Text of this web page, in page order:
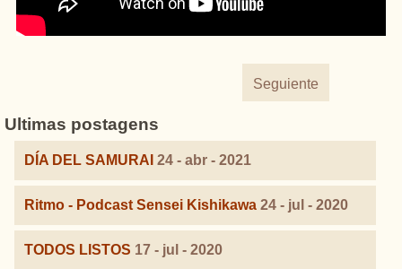
Seguiente
Ultimas postagens
DÍA DEL SAMURAI 24 - abr - 2021
Ritmo - Podcast Sensei Kishikawa 24 - jul - 2020
TODOS LISTOS 17 - jul - 2020